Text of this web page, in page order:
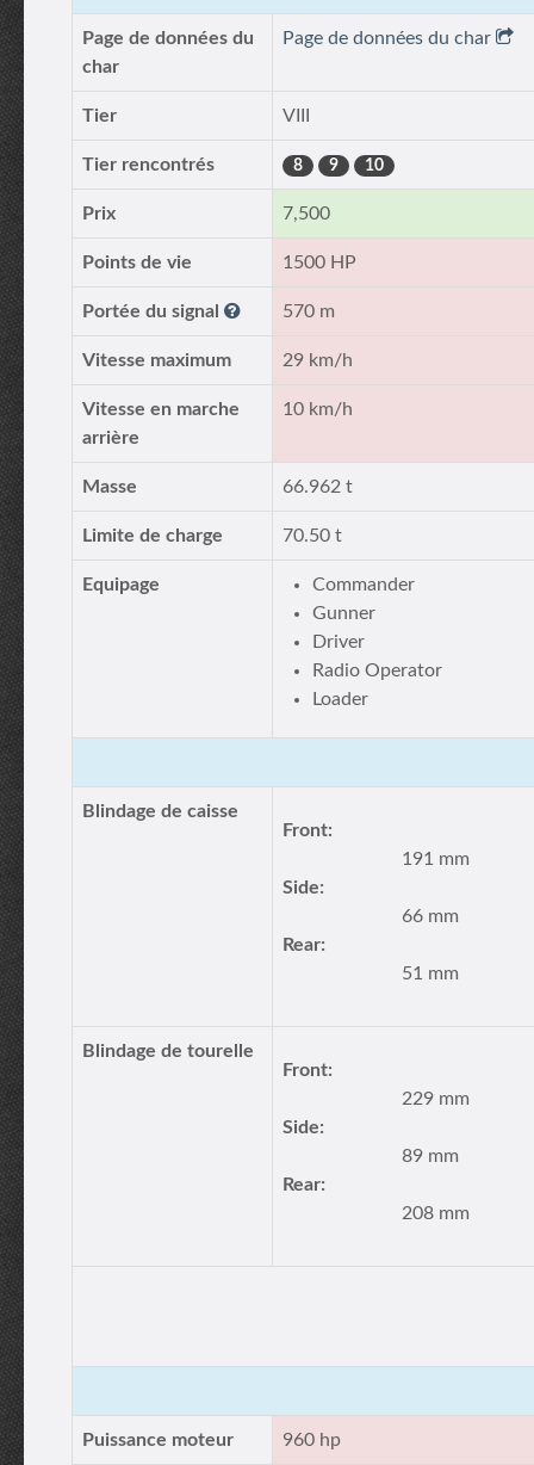
Page de données du
char
Page de données du char
Tier VIII
Tier rencontrés 8 9 10
Prix 7,500
Points de vie 1500 HP
Portée du signal 570 m
Vitesse maximum 29 km/h
Vitesse en marche
arrière
10 km/h
Masse 66.962 t
Limite de charge 70.50 t
Equipage
Commander
Gunner
Driver
Radio Operator
Loader
Blindage de caisse
Front:
191 mm
Side:
66 mm
Rear:
51 mm
Blindage de tourelle
Front:
229 mm
Side:
89 mm
Rear:
208 mm
Puissance moteur 960 hp